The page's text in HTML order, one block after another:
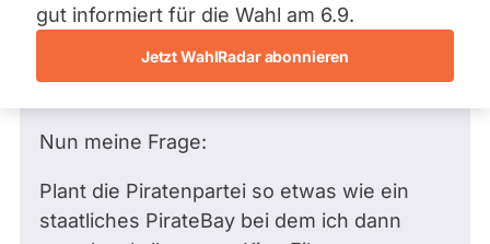
Thüringen
Über uns
gut informiert für die Wahl am 6.9.
Jetzt WahlRadar abonnieren
aktive
die Piratenpartei zu wählen, damit ich kein
Geld mehr für Musik oder Filme bezahlen
Nun meine Frage:
Plant die Piratenpartei so etwas wie ein
staatliches PirateBay bei dem ich dann